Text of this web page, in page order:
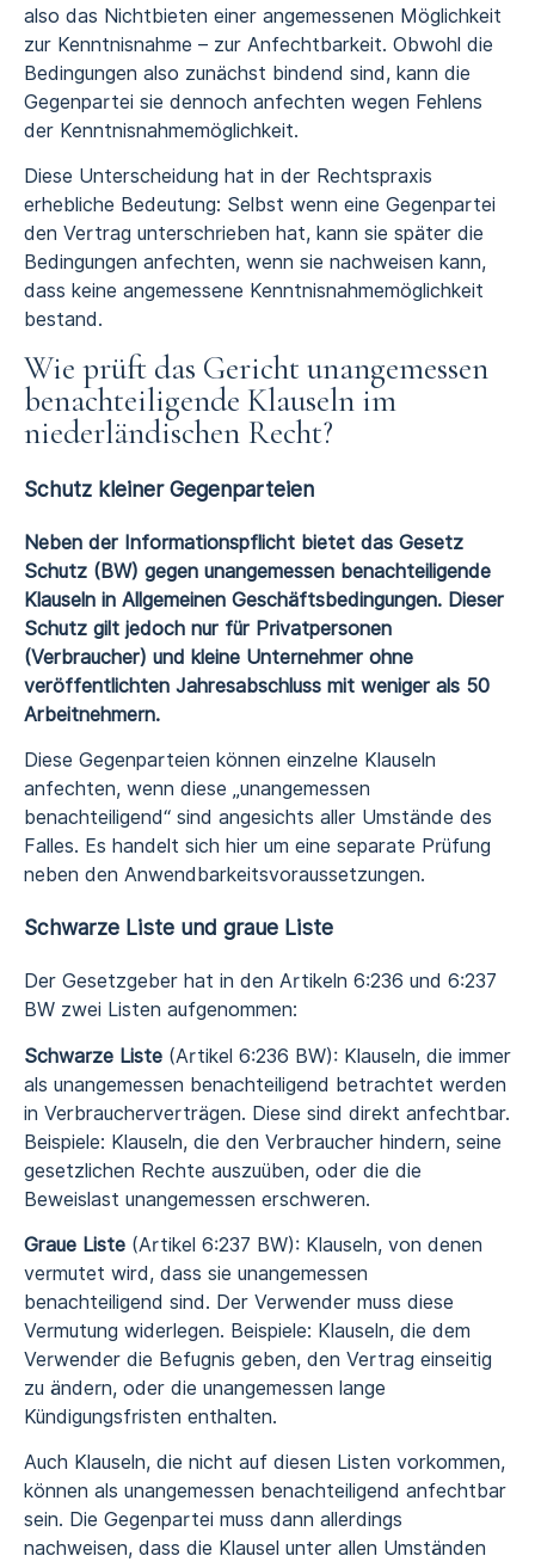
also das Nichtbieten einer angemessenen Möglichkeit
zur Kenntnisnahme – zur Anfechtbarkeit. Obwohl die
Bedingungen also zunächst bindend sind, kann die
Gegenpartei sie dennoch anfechten wegen Fehlens
der Kenntnisnahmemöglichkeit.
Diese Unterscheidung hat in der Rechtspraxis
erhebliche Bedeutung: Selbst wenn eine Gegenpartei
den Vertrag unterschrieben hat, kann sie später die
Bedingungen anfechten, wenn sie nachweisen kann,
dass keine angemessene Kenntnisnahmemöglichkeit
bestand.
Wie prüft das Gericht unangemessen
benachteiligende Klauseln im
niederländischen Recht?
Schutz kleiner Gegenparteien
Neben der Informationspflicht bietet das Gesetz
Schutz (BW) gegen unangemessen benachteiligende
Klauseln in Allgemeinen Geschäftsbedingungen. Dieser
Schutz gilt jedoch nur für Privatpersonen
(Verbraucher) und kleine Unternehmer ohne
veröffentlichten Jahresabschluss mit weniger als 50
Arbeitnehmern.
Diese Gegenparteien können einzelne Klauseln
anfechten, wenn diese „unangemessen
benachteiligend“ sind angesichts aller Umstände des
Falles. Es handelt sich hier um eine separate Prüfung
neben den Anwendbarkeitsvoraussetzungen.
Schwarze Liste und graue Liste
Der Gesetzgeber hat in den Artikeln 6:236 und 6:237
BW zwei Listen aufgenommen:
Schwarze Liste (Artikel 6:236 BW): Klauseln, die immer
als unangemessen benachteiligend betrachtet werden
in Verbraucherverträgen. Diese sind direkt anfechtbar.
Beispiele: Klauseln, die den Verbraucher hindern, seine
gesetzlichen Rechte auszuüben, oder die die
Beweislast unangemessen erschweren.
Graue Liste (Artikel 6:237 BW): Klauseln, von denen
vermutet wird, dass sie unangemessen
benachteiligend sind. Der Verwender muss diese
Vermutung widerlegen. Beispiele: Klauseln, die dem
Verwender die Befugnis geben, den Vertrag einseitig
zu ändern, oder die unangemessen lange
Kündigungsfristen enthalten.
Auch Klauseln, die nicht auf diesen Listen vorkommen,
können als unangemessen benachteiligend anfechtbar
sein. Die Gegenpartei muss dann allerdings
nachweisen, dass die Klausel unter allen Umständen